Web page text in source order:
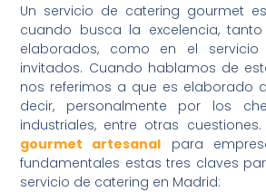
Un servicio de catering gourmet
cuando busca la excelencia,
elaborados, como en el
invitados. Cuando hablamos de
nos referimos a que es elaborado
decir, personalmente por los
industriales, entre otras cuestiones.
gourmet artesanal para
fundamentales estas tres claves
servicio de catering en Madrid: